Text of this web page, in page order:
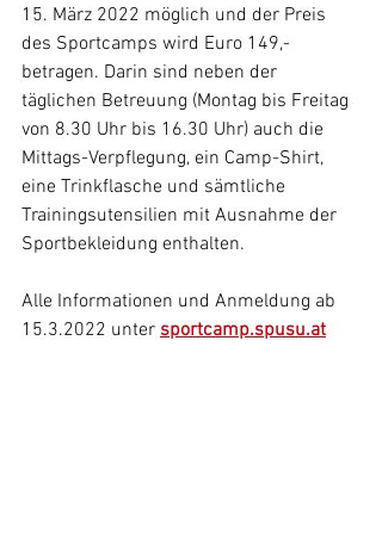
15. März 2022 möglich und der Preis
des Sportcamps wird Euro 149,-
betragen. Darin sind neben der
täglichen Betreuung (Montag bis Freitag
von 8.30 Uhr bis 16.30 Uhr) auch die
Mittags-Verpflegung, ein Camp-Shirt,
eine Trinkflasche und sämtliche
Trainingsutensilien mit Ausnahme der
Sportbekleidung enthalten.
Alle Informationen und Anmeldung ab
15.3.2022 unter sportcamp.spusu.at